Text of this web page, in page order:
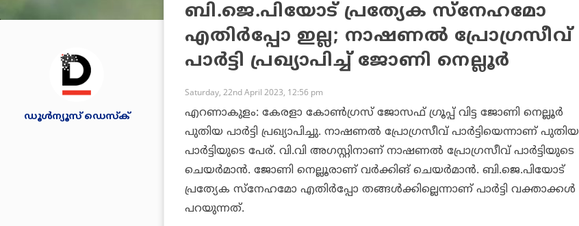
ഡൂള്‍ന്യൂസ് ഡെസ്‌ക്
ബി.ജെ.പിയോട് പ്രത്യേക സ്‌നേഹമോ
എതിര്‍പ്പോ ഇല്ല; നാഷണല്‍ പ്രോഗ്രസീവ്
പാര്‍ട്ടി പ്രഖ്യാപിച്ച് ജോണി നെല്ലൂര്‍
Saturday, 22nd April 2023, 12:56 pm
എറണാകുളം: കേരളാ കോണ്‍ഗ്രസ് ജോസഫ് ഗ്രൂപ്പ് വിട്ട ജോണി നെല്ലൂര്‍
പുതിയ പാര്‍ട്ടി പ്രഖ്യാപിച്ചു. നാഷണല്‍ പ്രോഗ്രസീവ് പാര്‍ട്ടിയെന്നാണ് പുതിയ
പാര്‍ട്ടിയുടെ പേര്. വി.വി അഗസ്റ്റിനാണ് നാഷണല്‍ പ്രോഗ്രസീവ് പാര്‍ട്ടിയുടെ
ചെയര്‍മാന്‍. ജോണി നെല്ലൂരാണ് വര്‍ക്കിങ് ചെയര്‍മാന്‍. ബി.ജെ.പിയോട്
പ്രത്യേക സ്‌നേഹമോ എതിര്‍പ്പോ തങ്ങള്‍ക്കില്ലെന്നാണ് പാര്‍ട്ടി വക്താക്കള്‍
പറയുന്നത്.